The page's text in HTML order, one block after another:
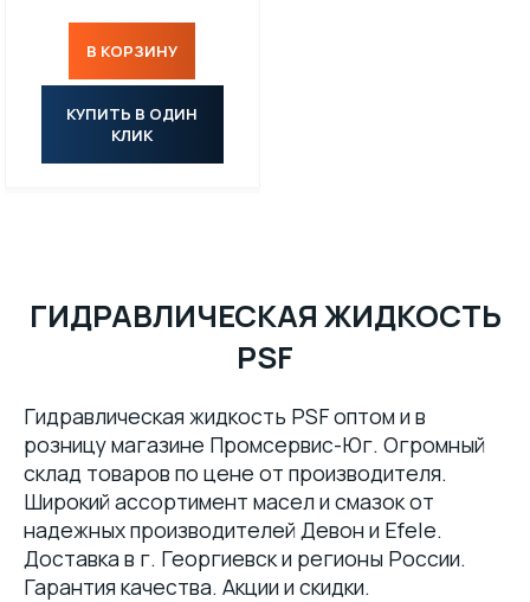
В КОРЗИНУ
КУПИТЬ В ОДИН
КЛИК
ГИДРАВЛИЧЕСКАЯ ЖИДКОСТЬ
PSF
Гидравлическая жидкость PSF оптом и в
розницу магазине Промсервис-Юг. Огромный
склад товаров по цене от производителя.
Широкий ассортимент масел и смазок от
надежных производителей Девон и Efele.
Доставка в г. Георгиевск и регионы России.
Гарантия качества. Акции и скидки.